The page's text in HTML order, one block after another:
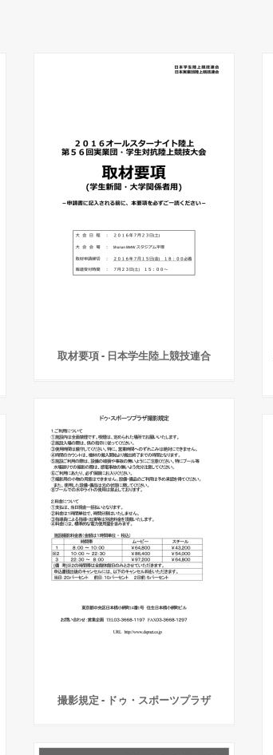
取材要項 - 日本学生陸上競技連合
撮影規定 - ドゥ・スポーツプラザ